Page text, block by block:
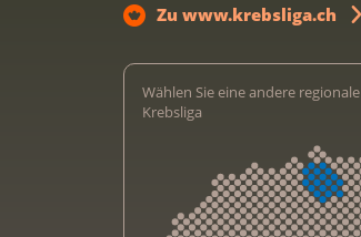
Zu www.krebsliga.ch
Wählen Sie eine andere regionale
Krebsliga